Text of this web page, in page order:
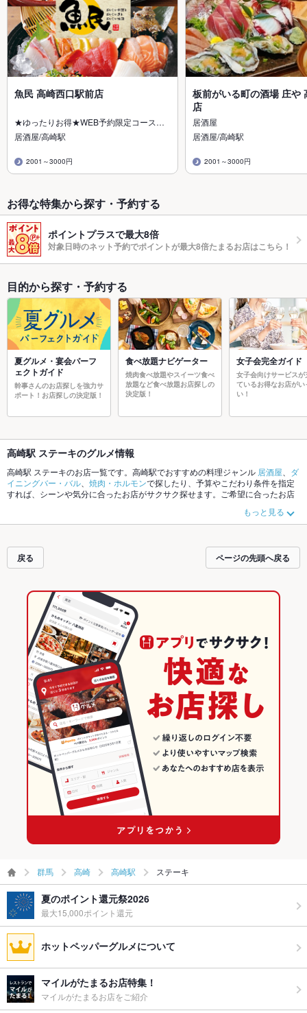
魚民 高崎西口駅前店
★ゆったりお得★WEB予約限定コース…
居酒屋/高崎駅
2001～3000円
板前がいる町の酒場 庄や
店
居酒屋
居酒屋/高崎駅
2001～3000円
お得な特集から探す・予約する
ポイントプラスで最大8倍
対象日時のネット予約でポイントが最大8倍たまるお店はこちら！
目的から探す・予約する
夏グルメ・宴会パーフ
ェクトガイド
幹事さんのお店探しを強力サ
ポート！お店探しの決定版！
食べ放題ナビゲーター
焼肉食べ放題やスイーツ食べ
放題など食べ放題お店探しの
決定版！
女子会完全ガイド
女子会向けサービスが
ているお得なお店がい
い！
高崎駅 ステーキのグルメ情報
高崎駅 ステーキのお店一覧です。高崎駅でおすすめの料理ジャンル 居酒屋
ダ
イニングバー・バル
焼肉・ホルモンで探したり、予算やこだわり条件を指定
すれば、シーンや気分に合ったお店がサクサク探せます。ご希望に合ったお店
クしてみてください。ホットペッパーグルメなら、お得なクーポンはもちろ
ん、こだわりメニューからあげ、お茶漬け、馬刺しや季節のおすすめ料理な
ト予約が使えるお店も拡大中です。友達どうしの飲み会にも、会社の宴会に
も、デートやパーティーにもお得に便利にホットペッパーグルメをご利用くだ
さい。
もっと見る
戻る ページの先頭へ戻る
群馬 高崎 高崎駅 ステーキ
夏のポイント還元祭2026
最大15,000ポイント還元
ホットペッパーグルメについて
マイルがたまるお店特集！
マイルがたまるお店をご紹介